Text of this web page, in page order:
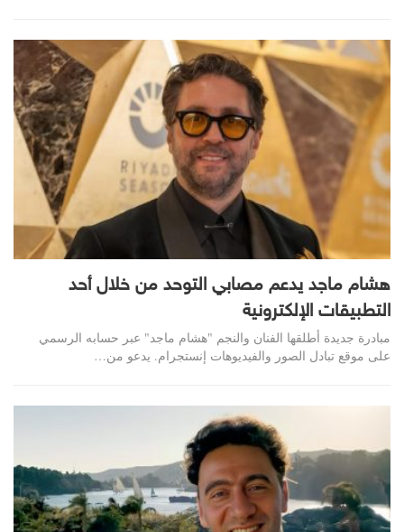
هشام ماجد يدعم مصابي التوحد من خلال أحد
التطبيقات الإلكترونية
مبادرة جديدة أطلقها الفنان والنجم "هشام ماجد" عبر حسابه الرسمي
على موقع تبادل الصور والفيديوهات إنستجرام. يدعو من…